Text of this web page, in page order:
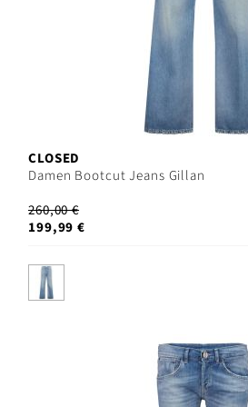
CLOSED
Damen Bootcut Jeans Gillan
260,00 €
199,99 €